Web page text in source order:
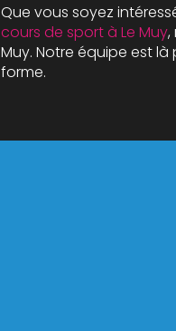
Que vous soyez
cours de sport à Le Muy,
Muy. Notre équipe est
forme.